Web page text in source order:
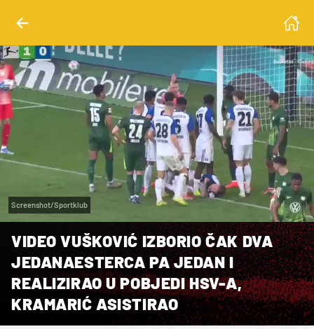
Screenshot/Sportklub
VIDEO VUŠKOVIĆ IZBORIO ČAK DVA
JEDANAESTERCA PA JEDAN I
REALIZIRAO U POBJEDI HSV-A,
KRAMARIĆ ASISTIRAO